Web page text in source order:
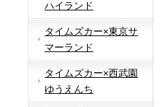
ハイランド
タイムズカー×東京サ
マーランド
タイムズカー×西武園
ゆうえんち